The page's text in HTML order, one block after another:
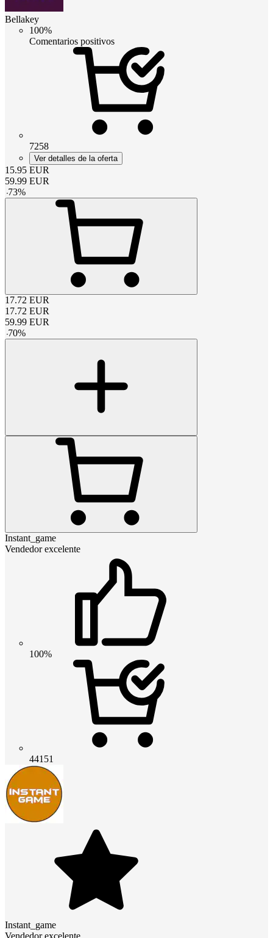
Bellakey
100%
Comentarios positivos
7258
Ver detalles de la oferta
15.95 EUR
59.99 EUR
-73%
17.72 EUR
17.72 EUR
59.99 EUR
-70%
Instant_game
Vendedor excelente
100%
44151
Instant_game
Vendedor excelente